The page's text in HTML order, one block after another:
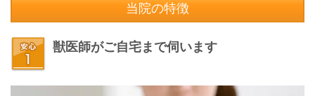
当院の特徴
獣医師がご自宅まで伺います